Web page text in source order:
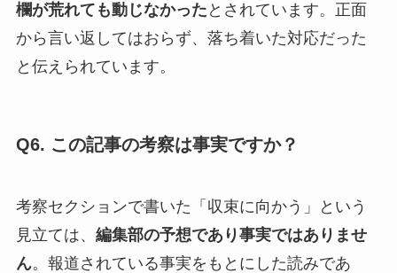
欄が荒れても動じなかった とされています。正面
から言い返してはおらず、落ち着いた対応だった
と伝えられています。
Q6. この記事の考察は事実ですか？
考察セクションで書いた「収束に向かう」という
見立ては、 編集部の予想であり事実ではありませ
ん。報道されている事実をもとにした読みであ